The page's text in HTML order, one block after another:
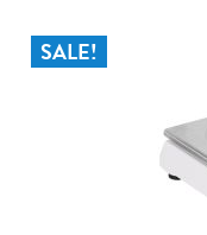
SALE!